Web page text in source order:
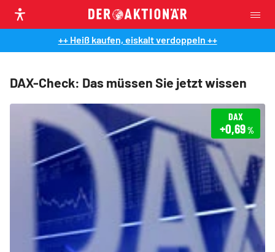
++ Heiß kaufen, eiskalt verdoppeln ++
DAX-Check: Das müssen Sie jetzt wissen
DAX
+0,69%